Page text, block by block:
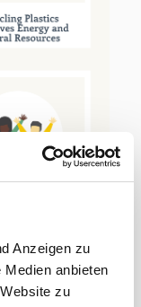
Anzeigen zu
anbieten
zu